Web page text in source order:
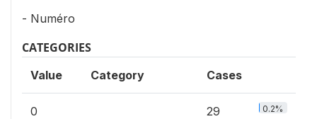
- Numéro
CATEGORIES
Value Category Cases
0 29 0.2%